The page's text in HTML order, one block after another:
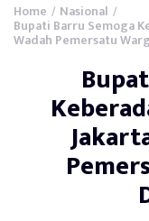
Home / Nasional /
Bupati Barru Semoga
Wadah Pemersatu